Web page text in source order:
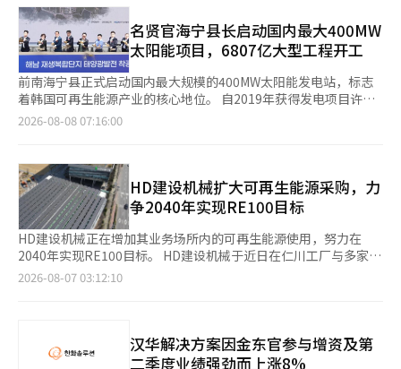
出现的结构性风险。在电力需求最高的时期，高温天气重叠的情况
可能成为新的常态。此外，人工智能（AI）和先进制造业的电力需
求也在迅速增加。我们必须重新设计电力网络，以应对极端气候和
产业结构变化，而不仅仅是满足过去的平均需求。AI数据中心和半
导体工厂需要24小时稳定的电力供应。仅仅保证电力供应量不足以
满足需求。电压和频率的稳定性、停电的可能性以及电力质量都会
影响企业的投资决策。这就是为什么AI的竞争力与电力的竞争力息
息相关。 国家电力网络的空间结构需要改变。目前的结构更接近
中电力需求分散到各个地区的战略。应积极考虑将AI数据中心和先
进工业园区布局在电力生产条件较好的地区，并将发电源与工业园
区结合开发。这是提高区域均衡发展和电力网络稳定性的有效方
法。在决定工业园区的选址时，土地、水源、交通等因素之外，还
应将未来20年内可保障的电力供应量和输电网络作为核心标准。应
对气候变化，还需要提高电力网络的灵活性。随着太阳能和风能等
波动性较大的可再生能源比例的增加，电力生产量的时段差异也会
加大。为此，需要扩大储能系统（ESS），并积极利用需求响应
与电力网络连接，消费者也可以参与电力供需调节，建立新的系
统。输电网络应首先预测长期需求，并提前进行建设。为了解决居
名贤官海宁县长启动国内最大400MW
太阳能项目，6807亿大型工程开工
前南海宁县正式启动国内最大规模的400MW太阳能发电站，标志
着韩国可再生能源产业的核心地位。 自2019年获得发电项目许可
以来，由于农业发展区的规制，项目长期停滞。经过海宁县、前南
举行了‘海宁再生复合区太阳能发电开工仪式’，正式启动
400MW发电站的建设。 出席开工仪式的有气候能源环境部部长金
成焕、前南光州综合特别市副市长黄基妍、海宁县长名贤官、国会
议员朴志源、地方居民代表及韩国南东发电社长等250余人。 该项
目将在海宁县文内面和黄山面一带的479万㎡盐碱地上投资6807亿
韩元，建设总规模为400MW的太阳能发电站。 发电站还将包括全
国最大规模的10MW农业型太阳能设施。预计在未来两年内完成建
设，并于2028年投入商业运营，运营期为20年。 此次开工具有重
可，但由于项目地点的生产力较低，被划入农业发展区，导致大规
模太阳能发电设施的安装面临困难。 为此，海宁县与前南光州综
2026-08-08 07:16:00
HD建设机械扩大可再生能源采购，力
争2040年实现RE100目标
HD建设机械正在增加其业务场所内的可再生能源使用，努力在
2040年实现RE100目标。 HD建设机械于近日在仁川工厂与多家可
再生能源发电商签署了总规模为12.4MWp（兆瓦峰）的电力购买
一时期，蔚山将达到42%，群山将达到53.1%。 HD建设机械在国
内所有业务场所的可再生能源电力使用比例预计将从目前的22%上
2026-08-07 03:12:10
汉华解决方案因金东官参与增资及第
二季度业绩强劲而上涨8%